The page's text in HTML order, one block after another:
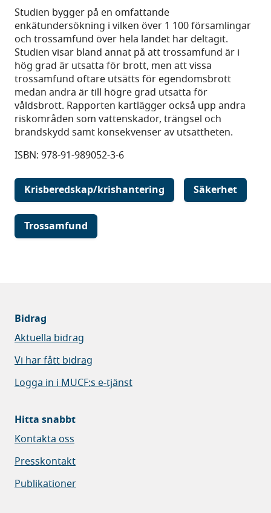
Studien bygger på en omfattande
enkätundersökning i vilken över 1 100 församlingar
och trossamfund över hela landet har deltagit.
Studien visar bland annat på att trossamfund är i
hög grad är utsatta för brott, men att vissa
trossamfund oftare utsätts för egendomsbrott
medan andra är till högre grad utsatta för
våldsbrott. Rapporten kartlägger också upp andra
riskområden som vattenskador, trängsel och
brandskydd samt konsekvenser av utsattheten.
ISBN: 978-91-989052-3-6
Krisberedskap/krishantering Säkerhet
Trossamfund
Bidrag
Aktuella bidrag
Vi har fått bidrag
Logga in i MUCF:s e-tjänst
Hitta snabbt
Kontakta oss
Presskontakt
Publikationer